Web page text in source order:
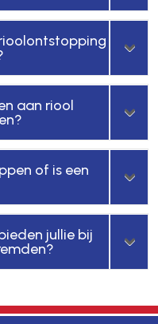
aan riool
of is een
jullie bij